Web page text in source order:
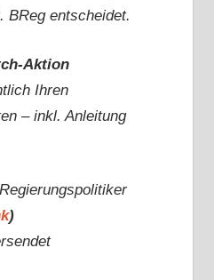
BReg entscheidet.
Aktion
Ihren
– inkl. Anleitung
)